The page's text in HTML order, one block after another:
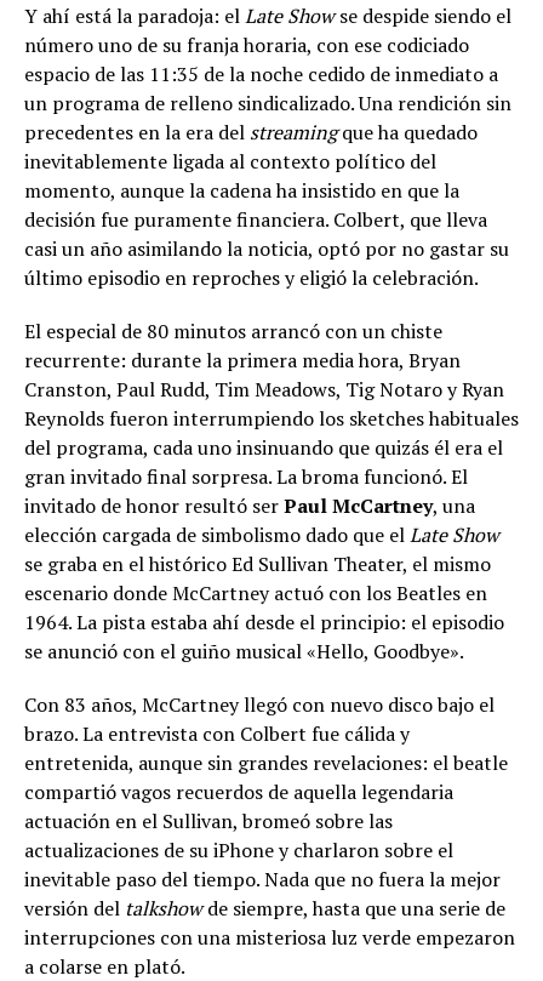
Y ahí está la paradoja: elLate Showse despide siendo el
número uno de su franja horaria, con ese codiciado
espacio de las 11:35 de la noche cedido de inmediato a
un programa de relleno sindicalizado. Una rendición sin
precedentes en la era del streamingque ha quedado
inevitablemente ligada al contexto político del
momento, aunque la cadena ha insistido en que la
decisión fue puramente financiera. Colbert, que lleva
casi un año asimilando la noticia, optó por no gastar su
último episodio en reproches y eligió la celebración.
El especial de 80 minutos arrancó con un chiste
recurrente: durante la primera media hora, Bryan
Cranston, Paul Rudd, Tim Meadows, Tig Notaro y Ryan
Reynolds fueron interrumpiendo los sketches habituales
del programa, cada uno insinuando que quizás él era el
gran invitado final sorpresa. La broma funcionó. El
invitado de honor resultó serPaul McCartney, una
elección cargada de simbolismo dado que elLate Show
se graba en el histórico Ed Sullivan Theater, el mismo
escenario donde McCartney actuó con los Beatles en
1964. La pista estaba ahí desde el principio: el episodio
se anunció con el guiño musical «Hello, Goodbye».
Con 83 años, McCartney llegó con nuevo disco bajo el
brazo. La entrevista con Colbert fue cálida y
entretenida, aunque sin grandes revelaciones: el beatle
compartió vagos recuerdos de aquella legendaria
actuación en el Sullivan, bromeó sobre las
actualizaciones de su iPhone y charlaron sobre el
inevitable paso del tiempo. Nada que no fuera la mejor
versión del talkshowde siempre, hasta que una serie de
interrupciones con una misteriosa luz verde empezaron
a colarse en plató.